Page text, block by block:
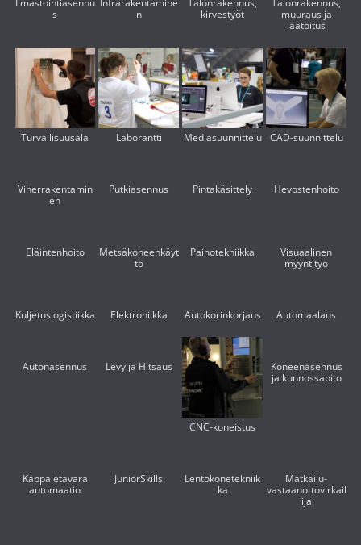
Ilmastointiasennu
s
Infrarakentamine
n
Talonrakennus,
kirvestyöt
Talonrakennus,
muuraus ja
laatoitus
Turvallisuusala Laborantti Mediasuunnittelu CAD-suunnittelu
Viherrakentamin
en
Putkiasennus Pintakäsittely Hevostenhoito
Eläintenhoito
Metsäkoneenkäyt
tö
Painotekniikka
Visuaalinen
myyntityö
Kuljetuslogistiikka Elektroniikka Autokorinkorjaus Automaalaus
Autonasennus Levy ja Hitsaus
CNC-koneistus
Koneenasennus
ja kunnossapito
Kappaletavara
automaatio
JuniorSkills
Lentokonetekniik
ka
Matkailu-
vastaanottovirkail
ija